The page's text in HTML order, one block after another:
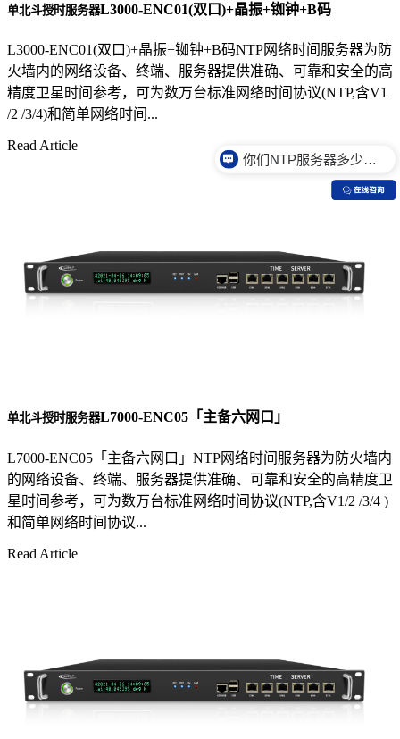
单北斗授时服务器L3000-ENC01(双口)+晶振+铷钟+B码
L3000-ENC01(双口)+晶振+铷钟+B码NTP网络时间服务器为防
火墙内的网络设备、终端、服务器提供准确、可靠和安全的高
精度卫星时间参考，可为数万台标准网络时间协议(NTP,含V1
/2 /3/4)和简单网络时间...
Read Article
单北斗授时服务器L7000-ENC05「主备六网口」
L7000-ENC05「主备六网口」NTP网络时间服务器为防火墙内
的网络设备、终端、服务器提供准确、可靠和安全的高精度卫
星时间参考，可为数万台标准网络时间协议(NTP,含V1/2 /3/4 )
和简单网络时间协议...
Read Article
你们NTP服务器是什么价格？